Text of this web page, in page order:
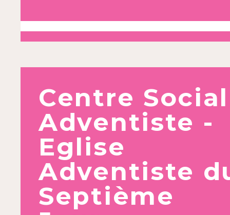
Centre Social
Adventiste -
Eglise
Adventiste
Septième